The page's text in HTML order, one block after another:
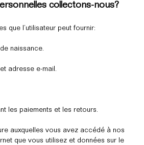
collectons-nous?
que l’utilisateur peut fournir:
naissance.
adresse e-mail.
les paiements et les retours.
auxquelles vous avez accédé à nos
que vous utilisez et données sur le